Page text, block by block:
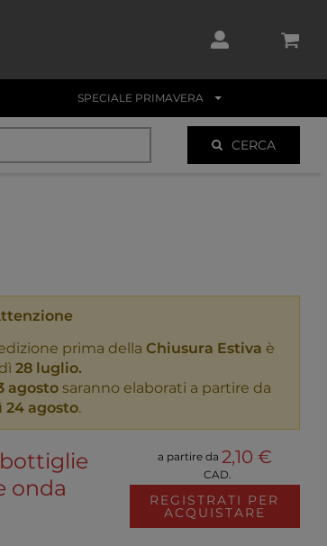
SPECIALE PRIMAVERA
CERCA
prima della Chiusura Estiva è
28 luglio.
agosto saranno elaborati a partire da
24 agosto.
onda
a partire da 2,10 €
CAD.
REGISTRATI PER
ACQUISTARE